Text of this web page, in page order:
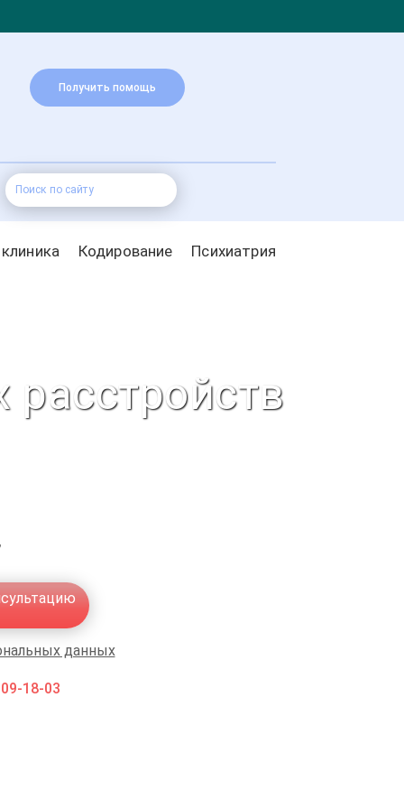
Получить помощь
Кодирование Психиатрия
расстройств
,
данных
18-03